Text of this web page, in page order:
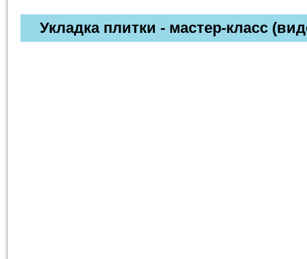
Укладка плитки - мастер-класс